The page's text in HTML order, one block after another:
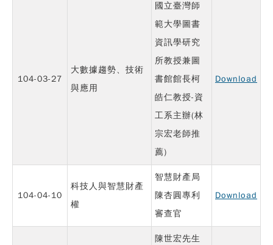
104-03-27
大數據趨勢、技術
與應用
國立臺灣師
範大學圖書
資訊學研究
所教授兼圖
書館館長柯
皓仁教授-資
工系主辦(林
宗宏老師推
薦)
Download
104-04-10
科技人與智慧財產
權
智慧財產局
陳杏圓專利
審查官
Download
陳世宏先生